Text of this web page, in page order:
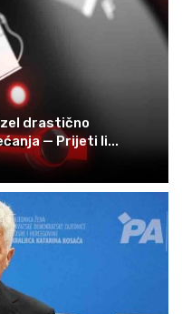
drastično
— Prijeti li...